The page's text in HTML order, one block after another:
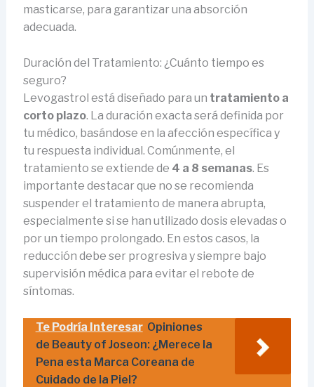
masticarse, para garantizar una absorción
adecuada.
Duración del Tratamiento: ¿Cuánto tiempo es
seguro?
Levogastrol está diseñado para un tratamiento a
corto plazo. La duración exacta será definida por
tu médico, basándose en la afección específica y
tu respuesta individual. Comúnmente, el
tratamiento se extiende de 4 a 8 semanas. Es
importante destacar que no se recomienda
suspender el tratamiento de manera abrupta,
especialmente si se han utilizado dosis elevadas o
por un tiempo prolongado. En estos casos, la
reducción debe ser progresiva y siempre bajo
supervisión médica para evitar el rebote de
síntomas.
Te Podría Interesar Opiniones
de Beauty of Joseon: ¿Merece la
Pena esta Marca Coreana de
Cuidado de la Piel?